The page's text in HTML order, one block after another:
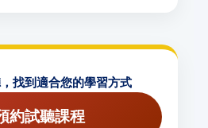
找到適合您的學習方式
約試聽課程